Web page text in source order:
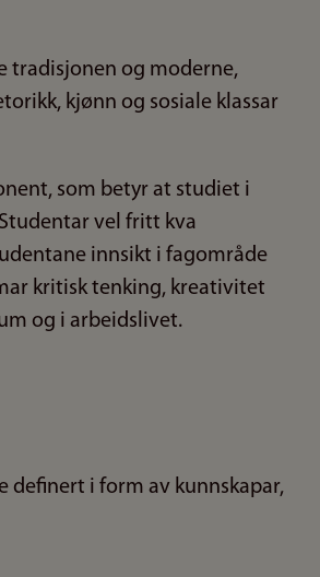
tradisjonen og moderne,
kjønn og sosiale klassar
som betyr at studiet i
vel fritt kva
innsikt i fagområde
kritisk tenking, kreativitet
og i arbeidslivet.
i form av kunnskapar,